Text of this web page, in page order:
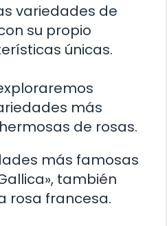
variedades de
su propio
únicas.
más
de rosas.
más famosas
también
rosa francesa.